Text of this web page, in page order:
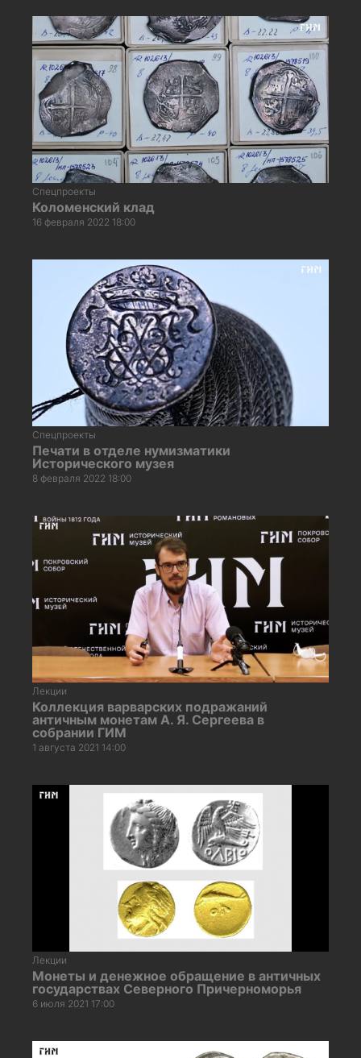
Спецпроекты
Коломенский клад
16 февраля 2022 18:00
Спецпроекты
Печати в отделе нумизматики
Исторического музея
8 февраля 2022 18:00
Лекции
Коллекция варварских подражаний
античным монетам А. Я. Сергеева в
собрании ГИМ
1 августа 2021 14:00
Лекции
Монеты и денежное обращение в античных
государствах Северного Причерноморья
6 июля 2021 17:00